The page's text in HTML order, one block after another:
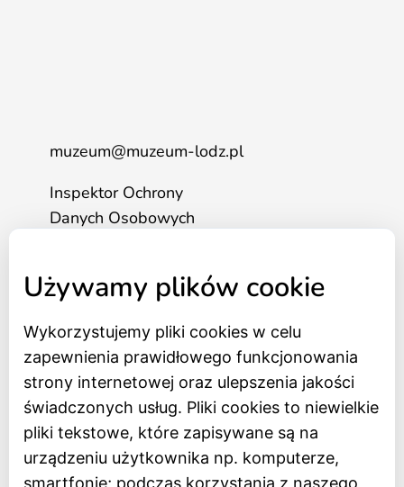
muzeum@muzeum-lodz.pl
Inspektor Ochrony
Danych Osobowych
Strona główna
Bilety online
BIP
Oceń Muzeum
Newsletter
Używamy plików cookie
Wykorzystujemy pliki cookies w celu
zapewnienia prawidłowego funkcjonowania
strony internetowej oraz ulepszenia jakości
świadczonych usług. Pliki cookies to niewielkie
pliki tekstowe, które zapisywane są na
urządzeniu użytkownika np. komputerze,
smartfonie; podczas korzystania z naszego